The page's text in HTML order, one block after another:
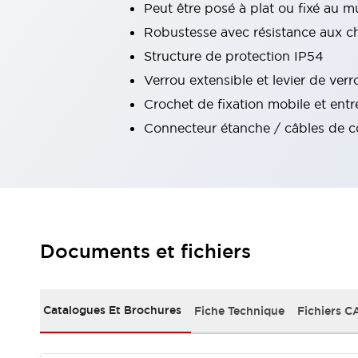
Capteurs de sécurité pour robots
Interrupteurs de sécurité pour robotsTout explorer
Équipements compactsLecteur de codes
Pour une traçabilité facile
Tableaux électriques conformes aux normes américaines
Solutions
Authentication RFID
Peut être posé à plat ou fixé au
Robustesse avec résistance aux
Structure de protection IP54
Verrou extensible et levier de
Crochet de fixation mobile et
Connecteur étanche / câbles de
Documents et fichiers
Catalogues Et Brochures Fiche Technique Fichiers